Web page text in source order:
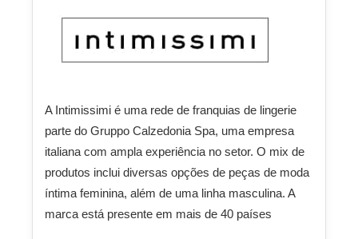
A Intimissimi é uma rede de franquias de lingerie
parte do Gruppo Calzedonia Spa, uma empresa
italiana com ampla experiência no setor. O mix de
produtos inclui diversas opções de peças de moda
íntima feminina, além de uma linha masculina. A
marca está presente em mais de 40 países